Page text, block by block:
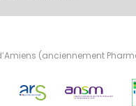
(anciennement